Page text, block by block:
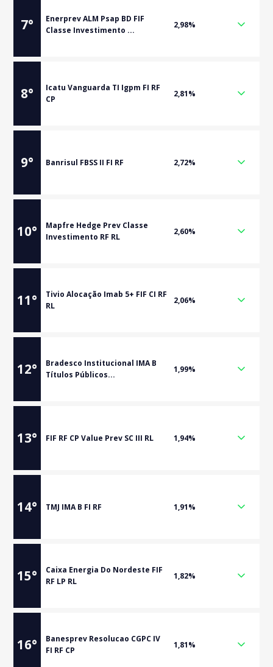
7°
Enerprev ALM Psap BD FIF
Classe Investimento ...
2,98%
8°
Icatu Vanguarda TI Igpm FI RF
CP
2,81%
9° Banrisul FBSS II FI RF 2,72%
10°
Mapfre Hedge Prev Classe
Investimento RF RL
2,60%
11°
Tivio Alocação Imab 5+ FIF CI RF
RL
2,06%
12°
Bradesco Institucional IMA B
Títulos Públicos...
1,99%
13° FIF RF CP Value Prev SC III RL 1,94%
14° TMJ IMA B FI RF 1,91%
15°
Caixa Energia Do Nordeste FIF
RF LP RL
1,82%
16°
Banesprev Resolucao CGPC IV
FI RF CP
1,81%